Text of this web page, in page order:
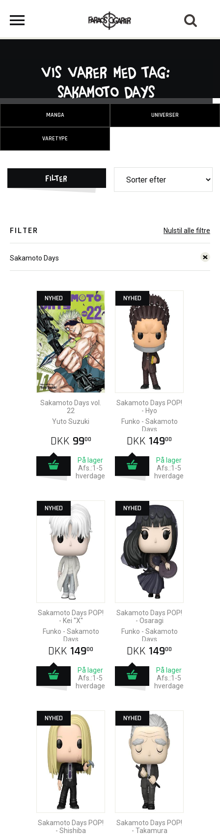
Vis varer med tag:
Sakamoto Days
MANGA UNIVERSER
VARETYPE
Filter
FILTER Nulstil alle filtre
Sakamoto Days
NYHED
Sakamoto Days vol.
22
Yuto Suzuki
DKK 9900
På lager
Afs.:1-5
hverdage
NYHED
Sakamoto Days POP!
- Hyo
Funko - Sakamoto
Days
DKK 14900
På lager
Afs.:1-5
hverdage
NYHED
Sakamoto Days POP!
- Kei ''X''
Funko - Sakamoto
Days
DKK 14900
På lager
Afs.:1-5
hverdage
NYHED
Sakamoto Days POP!
- Osaragi
Funko - Sakamoto
Days
DKK 14900
På lager
Afs.:1-5
hverdage
NYHED
Sakamoto Days POP!
- Shishiba
NYHED
Sakamoto Days POP!
- Takamura